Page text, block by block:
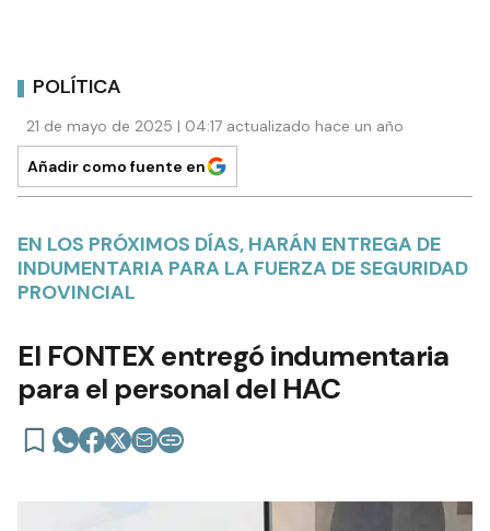
POLÍTICA
21 de mayo de 2025 | 04:17 actualizado hace un año
Añadir como fuente en
EN LOS PRÓXIMOS DÍAS, HARÁN ENTREGA DE
INDUMENTARIA PARA LA FUERZA DE SEGURIDAD
PROVINCIAL
El FONTEX entregó indumentaria
para el personal del HAC